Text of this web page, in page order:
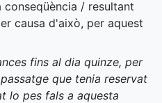
conseqüència / resultant
causa d'això, per aquest
fins al dia quinze, per
que tenia reservat
lo pes fals a aquesta